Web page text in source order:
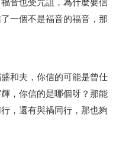
開心地活著
- 靈界故事
信徒到門徒
人接待
程 - 主動學習
音也受咒詛，為什麼要信
一個不是福音的福音，那
和夫，你信的可能是曾仕
，你信的是哪個呀？那能
，還有與禍同行，那也夠